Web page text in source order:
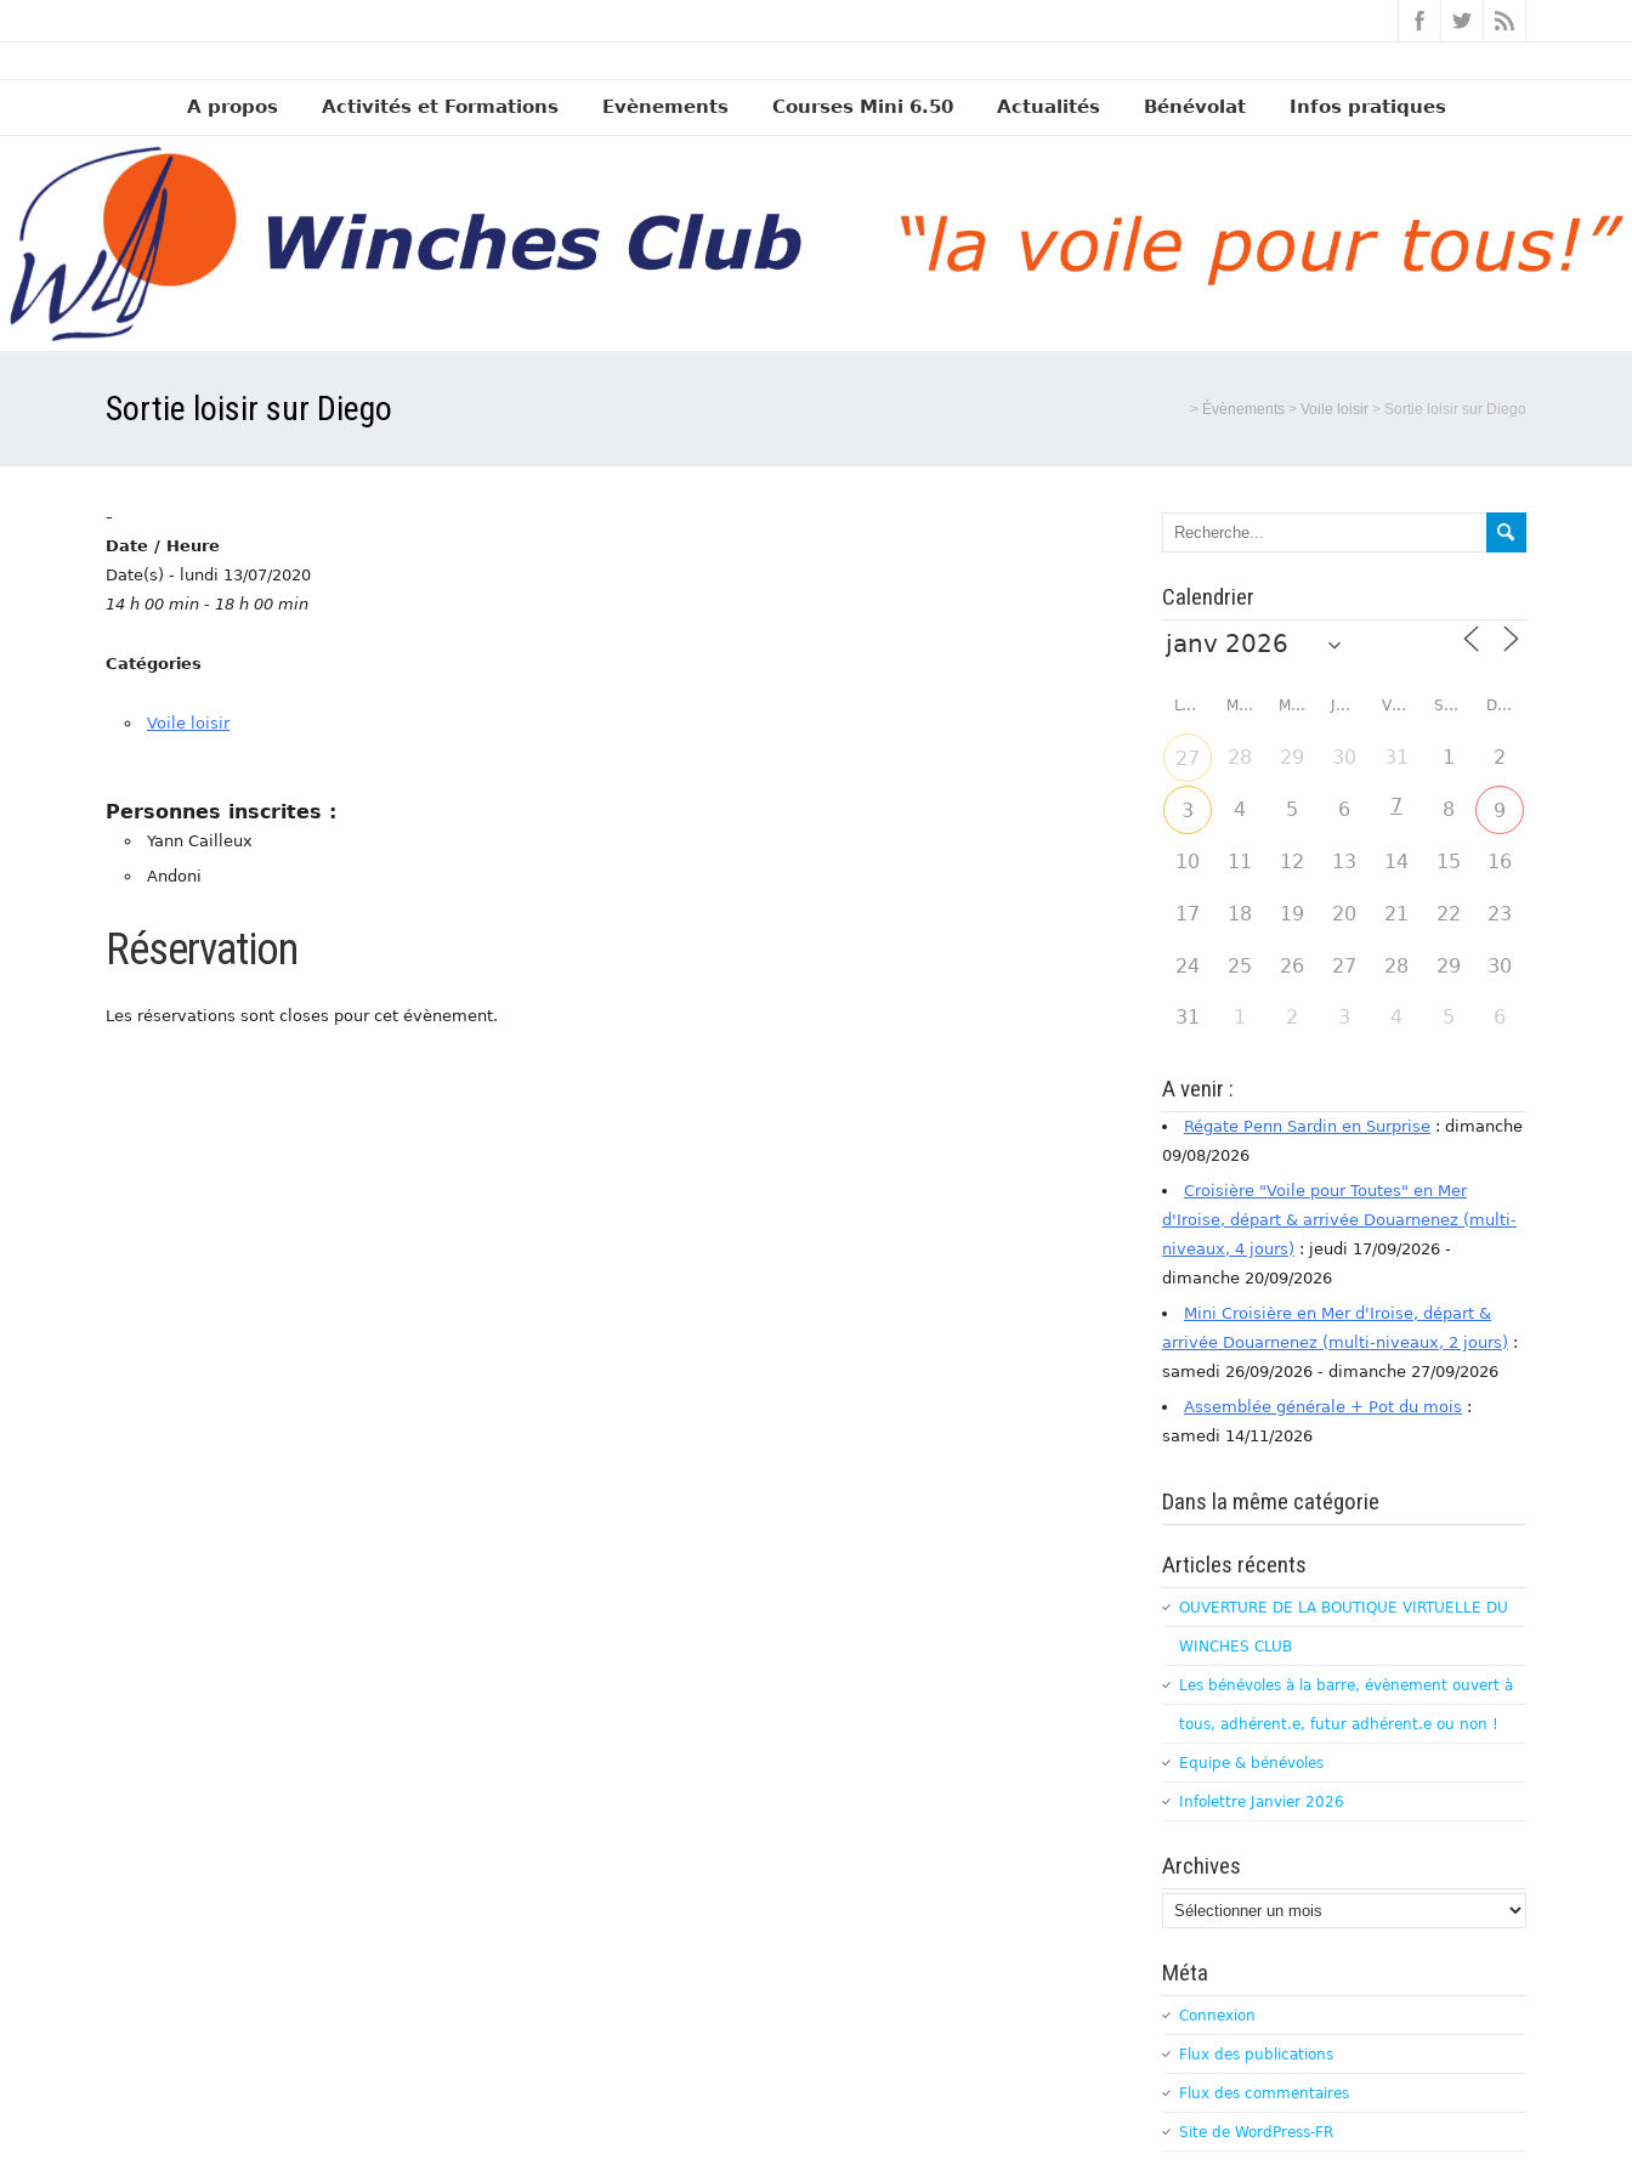
A propos Activités et Formations Evènements Courses Mini 6.50 Actualités Bénévolat Infos pratiques
Sortie loisir sur Diego > Évènements > Voile loisir > Sortie loisir sur Diego
-
Date / Heure
Date(s) - lundi 13/07/2020
14 h 00 min - 18 h 00 min
Catégories
Voile loisir
Personnes inscrites :
Yann Cailleux
Andoni
Réservation
Les réservations sont closes pour cet évènement.
Calendrier
LUNDI MARDI MERCREDI JEUDI VENDREDI SAMEDI DIMANCHE
27 28 29 30 31 1 2
3 4 5 6 7 8 9
10 11 12 13 14 15 16
17 18 19 20 21 22 23
24 25 26 27 28 29 30
31 1 2 3 4 5 6
A venir :
Régate Penn Sardin en Surprise : dimanche
09/08/2026
Croisière "Voile pour Toutes" en Mer
d'Iroise, départ & arrivée Douarnenez (multi-
niveaux, 4 jours) : jeudi 17/09/2026 -
dimanche 20/09/2026
Mini Croisière en Mer d'Iroise, départ &
arrivée Douarnenez (multi-niveaux, 2 jours) :
samedi 26/09/2026 - dimanche 27/09/2026
Assemblée générale + Pot du mois :
samedi 14/11/2026
Dans la même catégorie
Articles récents
OUVERTURE DE LA BOUTIQUE VIRTUELLE DU
WINCHES CLUB
Les bénévoles à la barre, évènement ouvert à
tous, adhérent.e, futur adhérent.e ou non !
Equipe & bénévoles
Infolettre Janvier 2026
Archives
Archives
Méta
Connexion
Flux des publications
Flux des commentaires
Site de WordPress-FR